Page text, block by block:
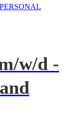
w/d -